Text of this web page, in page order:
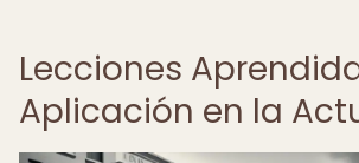
Lecciones
Aplicación en la